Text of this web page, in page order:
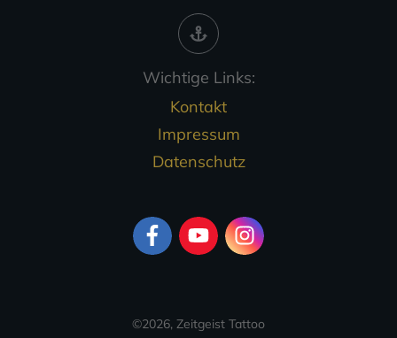
Wichtige Links:
Kontakt
Impressum
Datenschutz
©2026, Zeitgeist Tattoo